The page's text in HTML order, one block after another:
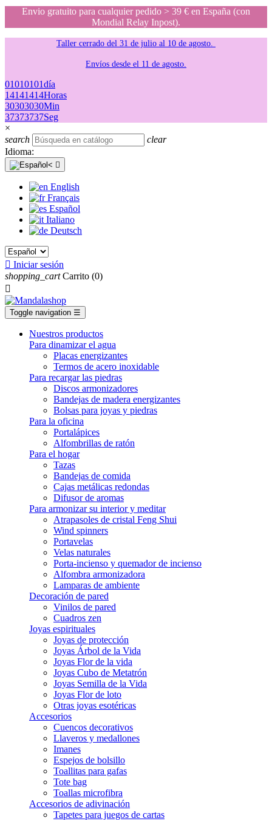
Envio gratuito para cualquier pedido > 39 € en España (con
Mondial Relay Inpost).
Taller cerrado del 31 de julio al 10 de agosto.
Envíos desde el 11 de agosto.
01010101día
14141414Horas
30303030Min
37373737Seg
×
search
clear
Idioma:

English
Français
Español
Italiano
Deutsch
 Iniciar sesión
shopping_cart Carrito (0)

Toggle navigation ☰
Nuestros productos
Para dinamizar el agua
Placas energizantes
Termos de acero inoxidable
Para recargar las piedras
Discos armonizadores
Bandejas de madera energizantes
Bolsas para joyas y piedras
Para la oficina
Portalápices
Alfombrillas de ratón
Para el hogar
Tazas
Bandejas de comida
Cajas metálicas redondas
Difusor de aromas
Para armonizar su interior y meditar
Atrapasoles de cristal Feng Shui
Wind spinners
Portavelas
Velas naturales
Porta-incienso y quemador de incienso
Alfombra armonizadora
Lamparas de ambiente
Decoración de pared
Vinilos de pared
Cuadros zen
Joyas espirituales
Joyas de protección
Joyas Árbol de la Vida
Joyas Flor de la vida
Joyas Cubo de Metatrón
Joyas Semilla de la Vida
Joyas Flor de loto
Otras joyas esotéricas
Accesorios
Cuencos decorativos
Llaveros y medallones
Imanes
Espejos de bolsillo
Toallitas para gafas
Tote bag
Toallas microfibra
Accesorios de adivinación
Tapetes para juegos de cartas